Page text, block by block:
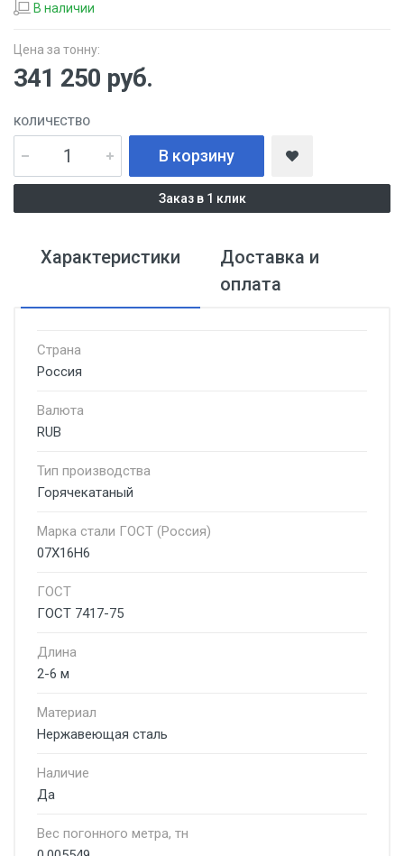
В наличии
Цена за тонну:
341 250 руб.
КОЛИЧЕСТВО
В корзину
Заказ в 1 клик
Характеристики
Доставка и
оплата
Страна
Россия
Валюта
RUB
Тип производства
Горячекатаный
Марка стали ГОСТ (Россия)
07Х16Н6
ГОСТ
ГОСТ 7417-75
Длина
2-6 м
Материал
Нержавеющая сталь
Наличие
Да
Вес погонного метра, тн